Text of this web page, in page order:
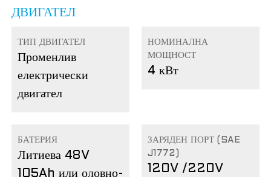
ДВИГАТЕЛ
ТИП ДВИГАТЕЛ
Променлив
електрически
двигател
НОМИНАЛНА
МОЩНОСТ
4 кВт
БАТЕРИЯ
Литиева 48V
105Ah или оловно-
ЗАРЯДЕН ПОРТ (SAE
J1772)
120V /220V